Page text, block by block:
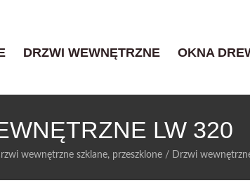
DRZWI WEWNĘTRZNE OKNA
LW 320
wewnętrzne szklane, przeszklone / Drzwi